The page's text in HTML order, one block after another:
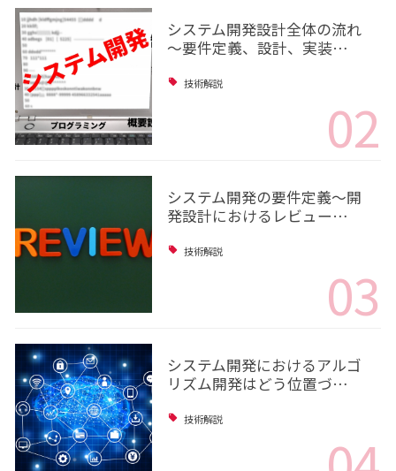
システム開発設計全体の流れ
～要件定義、設計、実装…
技術解説
02
システム開発の要件定義～開
発設計におけるレビュー…
技術解説
03
システム開発におけるアルゴ
リズム開発はどう位置づ…
技術解説